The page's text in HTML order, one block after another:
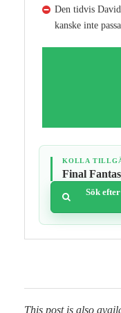
Den tidvis
kanske inte
KOLLA
Final
Sök
This post is also